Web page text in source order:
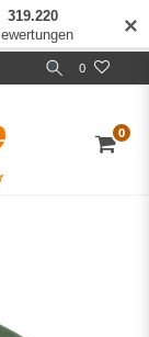
0
0
✕